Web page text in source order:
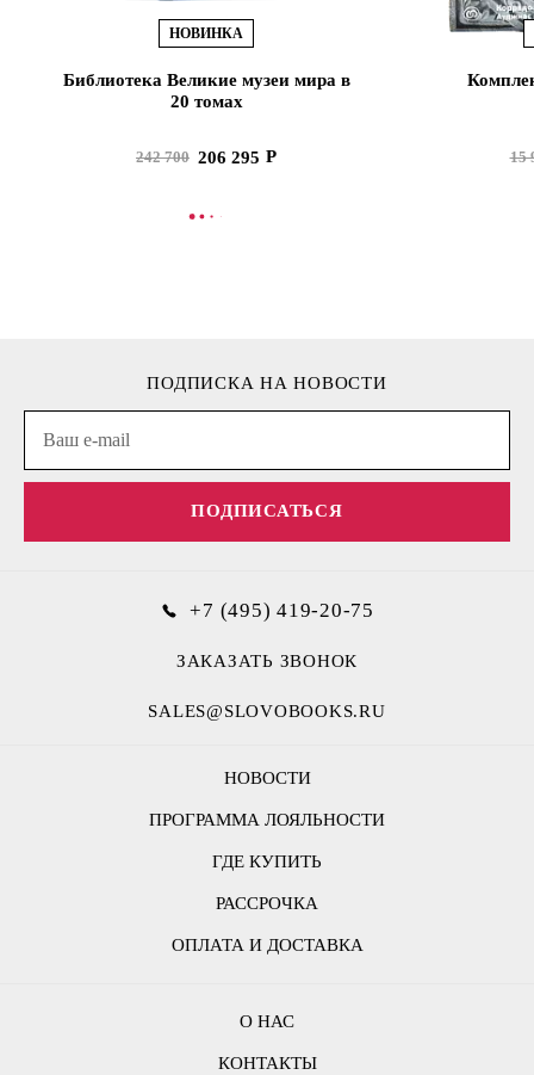
НОВИНКА
Библиотека Великие музеи мира в
20 томах
242 700 206 295
В КОРЗИНУ
15
НОВОСТИ
ПРОГРАММА ЛОЯЛЬНОСТИ
ГДЕ КУПИТЬ
РАССРОЧКА
ОПЛАТА И ДОСТАВКА
ПОДПИСКА НА НОВОСТИ
ПОДПИСАТЬСЯ
О НАС
КОНТАКТЫ
+7 (495) 419-20-75
ЗАКАЗАТЬ ЗВОНОК
SALES@SLOVOBOOKS.RU